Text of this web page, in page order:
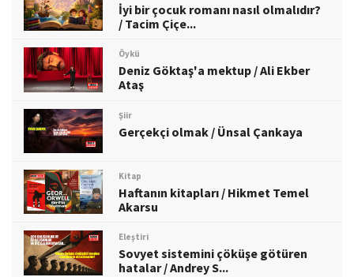
İyi bir çocuk romanı nasıl olmalıdır?
/ Tacim Çiçe...
Öykü
Deniz Göktaş'a mektup / Ali Ekber
Ataş
Şiir
Gerçekçi olmak / Ünsal Çankaya
Kitap
Haftanın kitapları / Hikmet Temel
Akarsu
Eleştiri
Sovyet sistemini çöküşe götüren
hatalar / Andrey S...